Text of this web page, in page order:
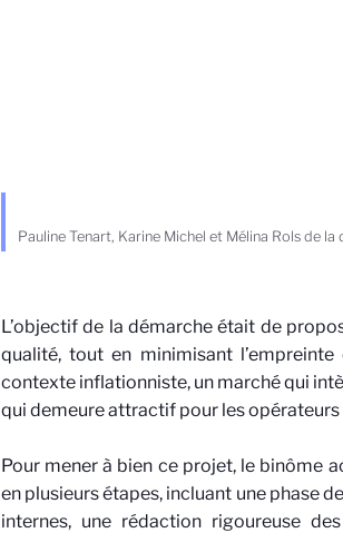
Pauline Tenart, Karine Michel et Mélina Rols de
L’objectif de la démarche était de
qualité, tout en minimisant
contexte inflationniste, un marché qui
qui demeure attractif pour les
Pour mener à bien ce projet, le binôme
en plusieurs étapes, incluant une phase
internes, une rédaction rigoureuse